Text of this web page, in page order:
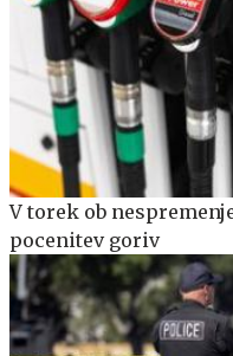
V torek ob
pocenitev goriv